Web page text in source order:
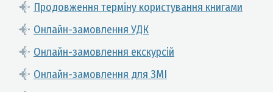
Продовження терміну користування книгами
Онлайн-замовлення УДК
Онлайн-замовлення екскурсій
Онлайн-замовлення для ЗМІ